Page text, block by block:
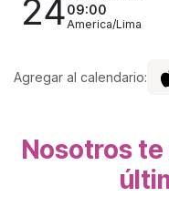
2409:00
America/Lima
Agregar al calendario:
Nosotros